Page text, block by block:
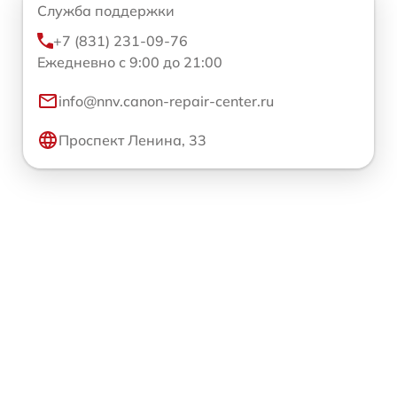
Служба поддержки
+7 (831) 231-09-76
Ежедневно с 9:00 до 21:00
info@nnv.canon-repair-center.ru
Проспект Ленина, 33